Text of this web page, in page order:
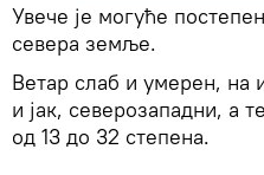
Увече је могуће
севера земље.
Ветар слаб и умерен, на
и јак, северозападни, а
од 13 до 32 степена.